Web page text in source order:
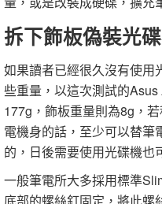
拆下飾板偽裝光
如果讀者已經很久沒有使用
些重量，以這次測試的
177g，飾板重量則為8g，
電機身的話，至少可以替筆
的，日後需要使用光碟機也
一般筆電所大多採用標準